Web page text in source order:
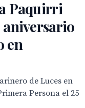
Paquirri
aniversario
en
de Luces en
Persona el 25